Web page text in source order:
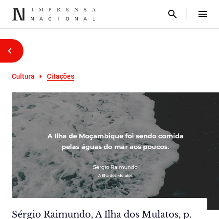
Cultura Citações
Sérgio Raimundo, A Ilha dos Mulatos, p.